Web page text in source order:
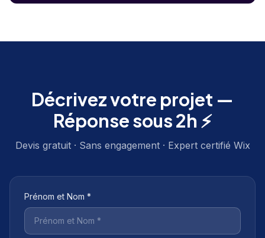
Décrivez votre projet —
Réponse sous 2h ⚡
Devis gratuit · Sans engagement · Expert certifié Wix
Prénom et Nom *